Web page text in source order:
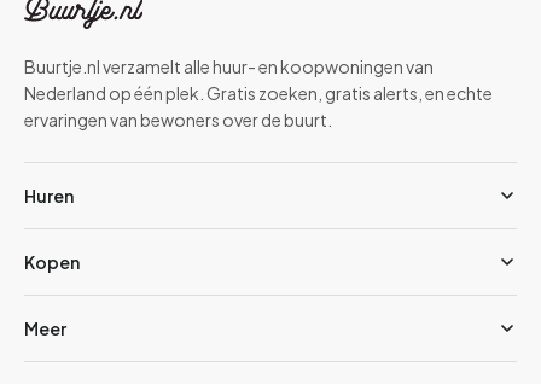
Buurtje.nl verzamelt alle huur- en koopwoningen van
Nederland op één plek. Gratis zoeken, gratis alerts, en echte
ervaringen van bewoners over de buurt.
Huren
Kopen
Meer